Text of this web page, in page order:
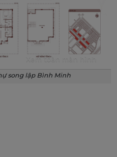
Xem toàn màn hình
song lập Bình Minh